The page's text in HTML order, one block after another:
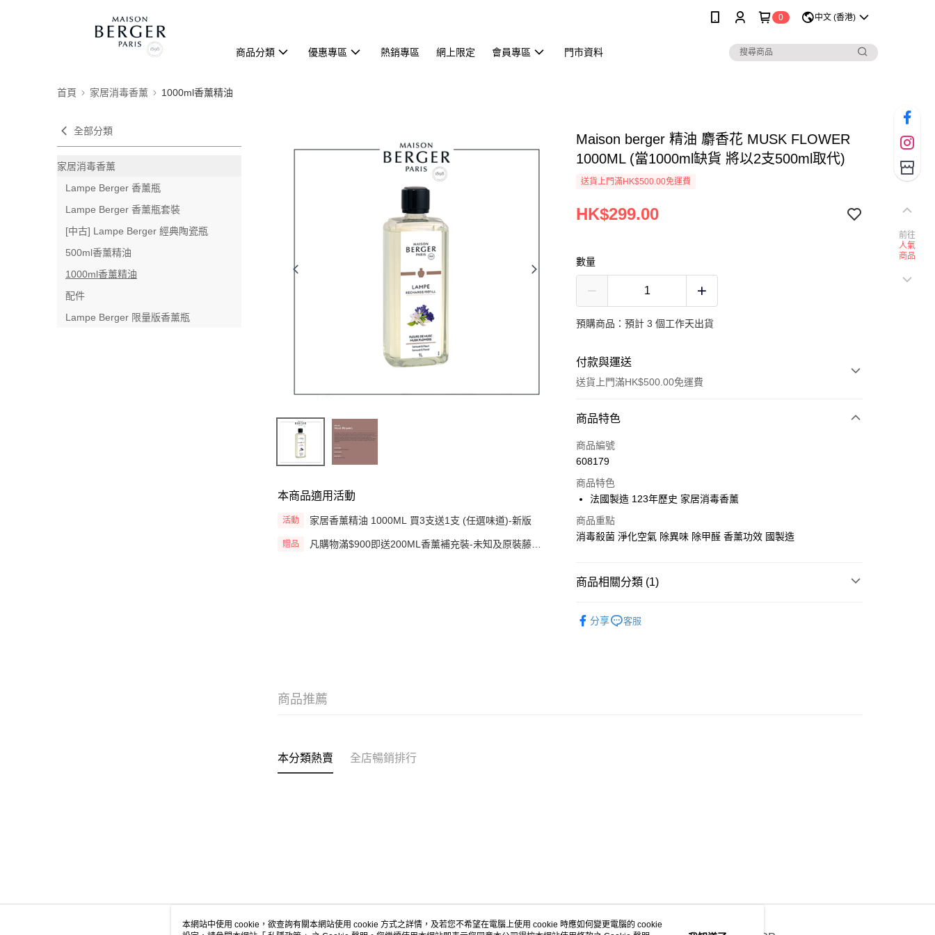
0 中文 (香港)
商品分類 優惠專區 熱銷專區 網上限定 會員專區 門市資料
首頁 家居消毒香薰 1000ml香薰精油
全部分類
家居消毒香薰
Lampe Berger 香薰瓶
Lampe Berger 香薰瓶套裝
[中古] Lampe Berger 經典陶瓷瓶
500ml香薰精油
1000ml香薰精油
配件
Lampe Berger 限量版香薰瓶
本商品適用活動
活動 家居香薰精油 1000ML 買3支送1支 (任選味道)-新版
贈品
凡購物滿$900即送200ML香薰補充裝-未知及原裝藤枝
Maison berger 精油 麝香花 MUSK FLOWER
1000ML (當1000ml缺貨 將以2支500ml取代)
送貨上門滿HK$500.00免運費
HK$299.00
數量
預購商品：預計 3 個工作天出貨
付款與運送
送貨上門滿HK$500.00免運費
付款方式
信用卡
WeChat Pay
送貨方式
豐自提點點碼便可
付款後門市自取 (大約需時3-5個工作天送達所選店舖, 客人會收到S
商品特色
商品編號
608179
商品特色
法國製造 123年歷史 家居消毒香薰
商品重點
消毒殺菌 淨化空氣 除異味 除甲醛 香薰功效 國製造
商品相關分類 (1)
分享
客服
商品推薦
本分類熱賣 全店暢銷排行
前往
人氣
商品
本網站中使用 cookie，欲查詢有關本網站使用 cookie 方式之詳情，及若您不希望在電腦上使用 cookie 時應如何變更電腦的 cookie